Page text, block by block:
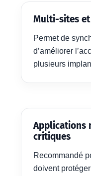
Multi-sites
Permet de
d’améliorer
plusieurs
Applications
critiques
Recommandé
doivent